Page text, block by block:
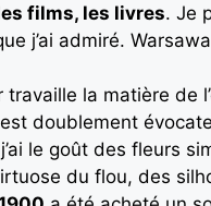
films, les livres. Je
j’ai admiré.
travaille la matière de
doublement
le goût des fleurs
du flou, des